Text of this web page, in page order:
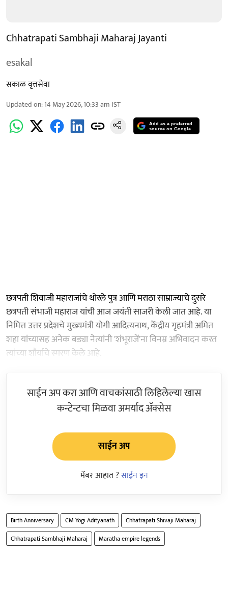
Chhatrapati Sambhaji Maharaj Jayanti
esakal
सकाळ वृत्तसेवा
Updated on:14 May 2026, 10:33 am IST
Add as a preferred
source on Google
छत्रपती शिवाजी महाराजांचे थोरले पुत्र आणि मराठा साम्राज्याचे दुसरे
छत्रपती संभाजी महाराज यांची आज जयंती साजरी केली जात आहे. या
निमित्त उत्तर प्रदेशचे मुख्यमंत्री योगी आदित्यनाथ, केंद्रीय गृहमंत्री अमित
शहा यांच्यासह अनेक बड्या नेत्यांनी 'शंभूराजें'ना विनम्र अभिवादन करत
त्यांच्या शौर्याचे स्मरण केले आहे.
साईन अप करा आणि वाचकांसाठी लिहिलेल्या खास
कन्टेन्टचा मिळवा अमर्याद ॲक्सेस
साईन अप
मेंबर आहात ?साईन इन
Birth Anniversary CM Yogi Adityanath
Chhatrapati Shivaji Maharaj
Chhatrapati Sambhaji Maharaj
Maratha empire legends